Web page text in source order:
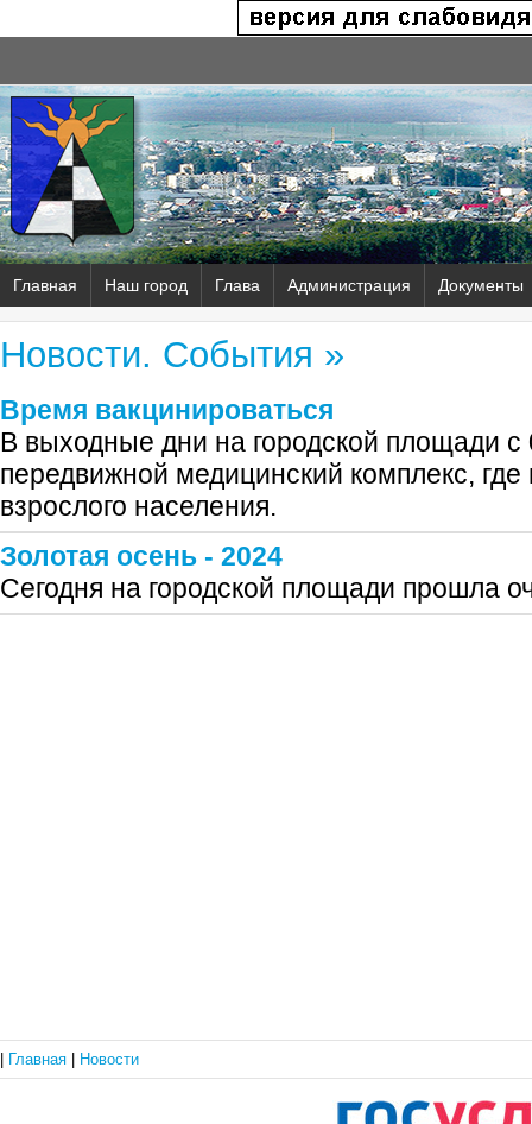
Главная Наш город Глава Администрация Документы
Новости. События »
Время вакцинироваться
В выходные дни на городской площади с
передвижной медицинский комплекс, где
взрослого населения.
Золотая осень - 2024
Сегодня на городской площади прошла
Главная Новости